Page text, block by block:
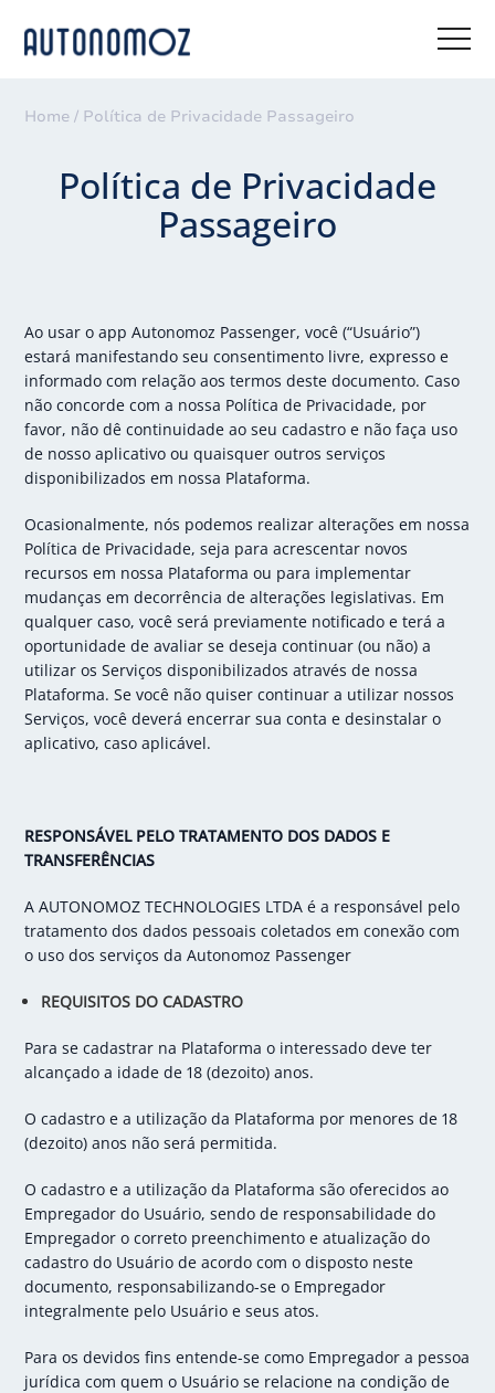
Home / Política de Privacidade Passageiro
Política de Privacidade
Passageiro
Ao usar o app Autonomoz Passenger, você (“Usuário”)
estará manifestando seu consentimento livre, expresso e
informado com relação aos termos deste documento. Caso
não concorde com a nossa Política de Privacidade, por
favor, não dê continuidade ao seu cadastro e não faça uso
de nosso aplicativo ou quaisquer outros serviços
disponibilizados em nossa Plataforma.
Ocasionalmente, nós podemos realizar alterações em nossa
Política de Privacidade, seja para acrescentar novos
recursos em nossa Plataforma ou para implementar
mudanças em decorrência de alterações legislativas. Em
qualquer caso, você será previamente notificado e terá a
oportunidade de avaliar se deseja continuar (ou não) a
utilizar os Serviços disponibilizados através de nossa
Plataforma. Se você não quiser continuar a utilizar nossos
Serviços, você deverá encerrar sua conta e desinstalar o
aplicativo, caso aplicável.
RESPONSÁVEL PELO TRATAMENTO DOS DADOS E
TRANSFERÊNCIAS
A AUTONOMOZ TECHNOLOGIES LTDA é a responsável pelo
tratamento dos dados pessoais coletados em conexão com
o uso dos serviços da Autonomoz Passenger
REQUISITOS DO CADASTRO
Para se cadastrar na Plataforma o interessado deve ter
alcançado a idade de 18 (dezoito) anos.
O cadastro e a utilização da Plataforma por menores de 18
(dezoito) anos não será permitida.
O cadastro e a utilização da Plataforma são oferecidos ao
Empregador do Usuário, sendo de responsabilidade do
Empregador o correto preenchimento e atualização do
cadastro do Usuário de acordo com o disposto neste
documento, responsabilizando-se o Empregador
integralmente pelo Usuário e seus atos.
Para os devidos fins entende-se como Empregador a pessoa
jurídica com quem o Usuário se relacione na condição de